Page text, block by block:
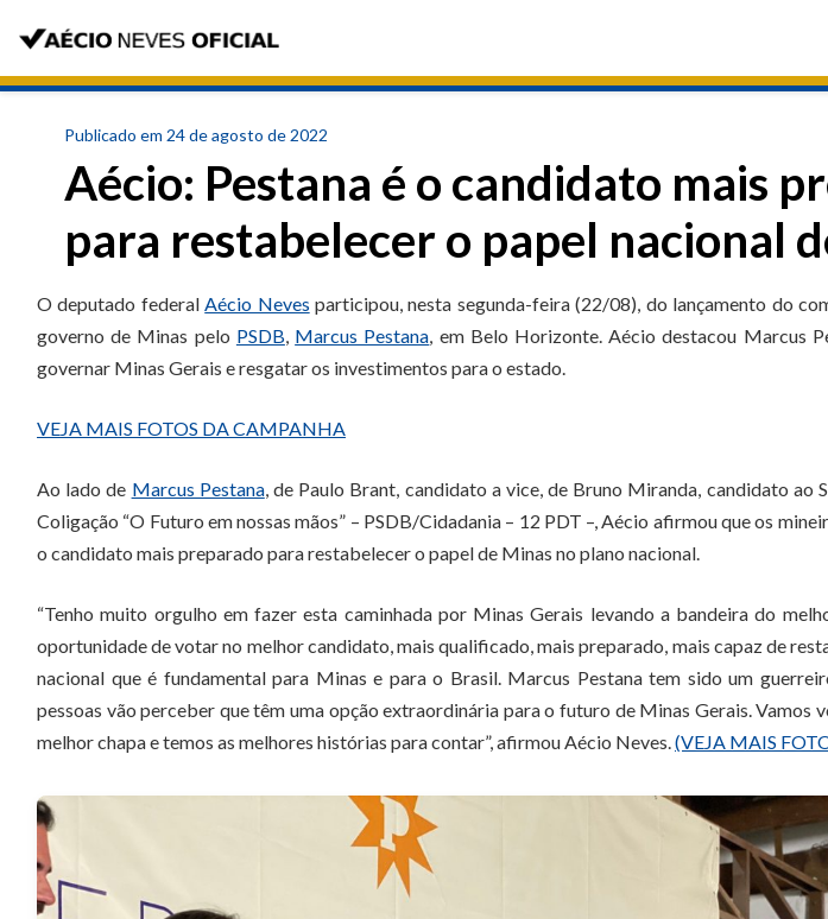
Publicado em 24 de agosto de 2022
Aécio: Pestana é o candidato mais
para restabelecer o papel nacional
O deputado federalAécio Neves participou, nesta segunda-feira (22/08), do lançamento do
governo de Minas pelo PSDB, Marcus Pestana, em Belo Horizonte. Aécio destacou Marcus
governar Minas Gerais e resgatar os investimentos para o estado.
VEJA MAIS FOTOS DA CAMPANHA
Ao lado de Marcus Pestana, de Paulo Brant, candidato a vice, de Bruno Miranda, candidato ao
Coligação “O Futuro em nossas mãos” – PSDB/Cidadania – 12 PDT –, Aécio afirmou que os
o candidato mais preparado para restabelecer o papel de Minas no plano nacional.
“Tenho muito orgulho em fazer esta caminhada por Minas Gerais levando a bandeira do
oportunidade de votar no melhor candidato, mais qualificado, mais preparado, mais capaz de
nacional que é fundamental para Minas e para o Brasil. Marcus Pestana tem sido um
pessoas vão perceber que têm uma opção extraordinária para o futuro de Minas Gerais. Vamos
melhor chapa e temos as melhores histórias para contar”, afirmou Aécio Neves.(VEJA MAIS